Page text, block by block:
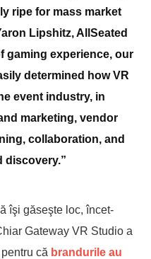
ripe for mass market
Lipshitz, AllSeated
gaming experience, our
determined how VR
event industry, in
marketing, vendor
collaboration, and
discovery.”
îşi găseşte loc, încet-
Gateway VR Studio a
că brandurile au